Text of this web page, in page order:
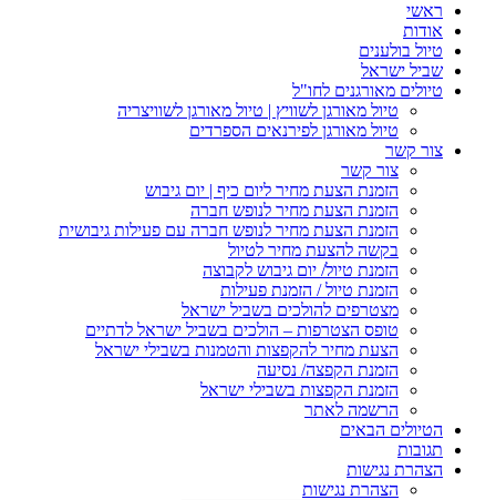
ראשי
אודות
טיול בולענים
שביל ישראל
טיולים מאורגנים לחו"ל
טיול מאורגן לשוויץ | טיול מאורגן לשוויצריה
טיול מאורגן לפירנאים הספרדים
צור קשר
צור קשר
הזמנת הצעת מחיר ליום כיף | יום גיבוש
הזמנת הצעת מחיר לנופש חברה
הזמנת הצעת מחיר לנופש חברה עם פעילות גיבושית
בקשה להצעת מחיר לטיול
הזמנת טיול/ יום גיבוש לקבוצה
הזמנת טיול / הזמנת פעילות
מצטרפים להולכים בשביל ישראל
טופס הצטרפות – הולכים בשביל ישראל לדתיים
הצעת מחיר להקפצות והטמנות בשבילי ישראל
הזמנת הקפצה/ נסיעה
הזמנת הקפצות בשבילי ישראל
הרשמה לאתר
הטיולים הבאים
תגובות
הצהרת נגישות
הצהרת נגישות